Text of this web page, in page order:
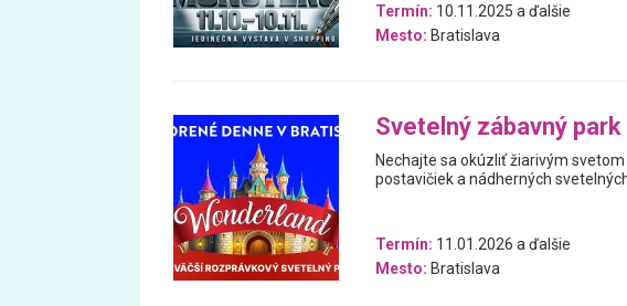
Termín: 10.11.2025 a ďalšie
Mesto: Bratislava
Svetelný zábavný park
Nechajte sa okúzliť žiarivým
postavičiek a nádherných
Termín: 11.01.2026 a ďalšie
Mesto: Bratislava